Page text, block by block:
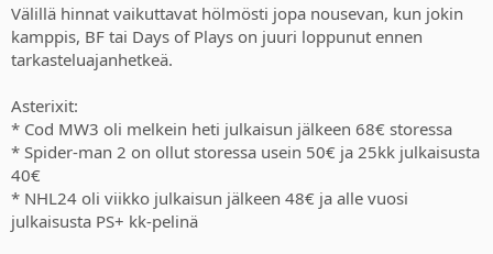
Välillä hinnat vaikuttavat hölmösti jopa nousevan, kun jokin
kamppis, BF tai Days of Plays on juuri loppunut ennen
tarkasteluajanhetkeä.
Asterixit:
* Cod MW3 oli melkein heti julkaisun jälkeen 68€ storessa
* Spider-man 2 on ollut storessa usein 50€ ja 25kk julkaisusta
40€
* NHL24 oli viikko julkaisun jälkeen 48€ ja alle vuosi
julkaisusta PS+ kk-pelinä